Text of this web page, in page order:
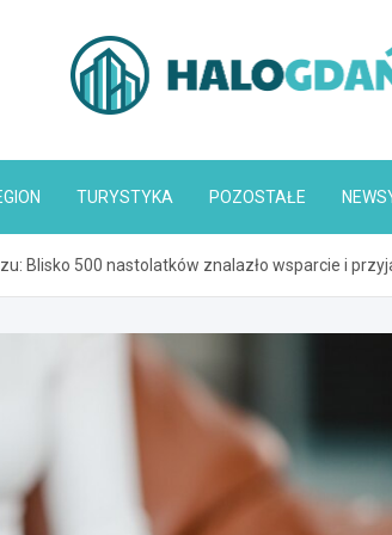
HaloGdańsk.pl
TURYSTYKA POZOSTAŁE
Blisko 500 nastolatków znalazło wsparcie i